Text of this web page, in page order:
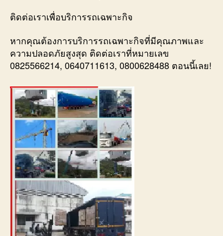
ติดต่อเราเพื่อบริการรถเฉพาะกิจ
หากคุณต้องการบริการรถเฉพาะกิจที่มีคุณภาพและ
ความปลอดภัยสูงสุด ติดต่อเราที่หมายเลข
0825566214, 0640711613, 0800628488 ตอนนี้เลย!